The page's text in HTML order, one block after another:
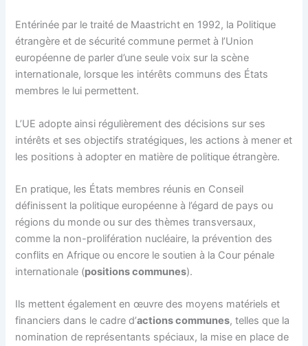
Entérinée par le traité de Maastricht en 1992, la Politique
étrangère et de sécurité commune permet à l’Union
européenne de parler d’une seule voix sur la scène
internationale, lorsque les intérêts communs des États
membres le lui permettent.
L’UE adopte ainsi régulièrement des décisions sur ses
intérêts et ses objectifs stratégiques, les actions à mener et
les positions à adopter en matière de politique étrangère.
En pratique, les États membres réunis en Conseil
définissent la politique européenne à l’égard de pays ou
régions du monde ou sur des thèmes transversaux,
comme la non-prolifération nucléaire, la prévention des
conflits en Afrique ou encore le soutien à la Cour pénale
internationale (positions communes).
Ils mettent également en œuvre des moyens matériels et
financiers dans le cadre d’actions communes, telles que la
nomination de représentants spéciaux, la mise en place de